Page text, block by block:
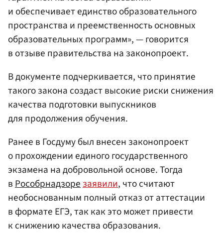
и обеспечивает единство образовательного
пространства и преемственность основных
образовательных программ», — говорится
в отзыве правительства на законопроект.
В документе подчеркивается, что принятие
такого закона создаст высокие риски снижения
качества подготовки выпускников
для продолжения обучения.
Ранее в Госдуму был внесен законопроект
о прохождении единого государственного
экзамена на добровольной основе. Тогда
вРособрнадзорезаявили, что считают
необоснованным полный отказ от аттестации
в формате ЕГЭ, так как это может привести
к снижению качества образования.